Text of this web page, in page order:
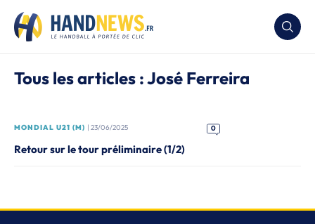
Tous les articles : José Ferreira
MONDIAL U21 (M) | 23/06/2025 0
Retour sur le tour préliminaire (1/2)